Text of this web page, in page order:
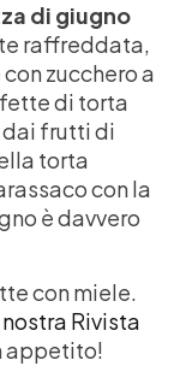
di giugno
raffreddata,
zucchero a
di torta
frutti di
torta
con la
è davvero
con miele.
Rivista
appetito!